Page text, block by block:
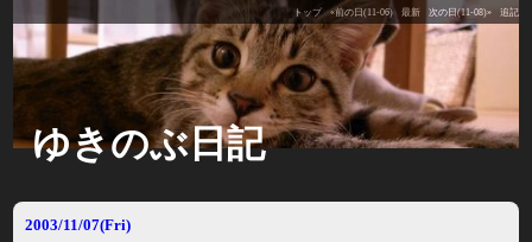
トップ «前の日(11-06) 最新 次の日(11-08)» 追記
ゆきのぶ日記
2003/11/07(Fri)